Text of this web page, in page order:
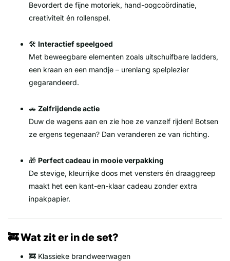
Bevordert de fijne motoriek, hand-oogcoördinatie,
creativiteit én rollenspel.
🛠️ Interactief speelgoed
Met beweegbare elementen zoals uitschuifbare ladders,
een kraan en een mandje – urenlang spelplezier
gegarandeerd.
🚗 Zelfrijdende actie
Duw de wagens aan en zie hoe ze vanzelf rijden! Botsen
ze ergens tegenaan? Dan veranderen ze van richting.
🎁 Perfect cadeau in mooie verpakking
De stevige, kleurrijke doos met vensters én draaggreep
maakt het een kant-en-klaar cadeau zonder extra
inpakpapier.
🚒 Wat zit er in de set?
🚒 Klassieke brandweerwagen